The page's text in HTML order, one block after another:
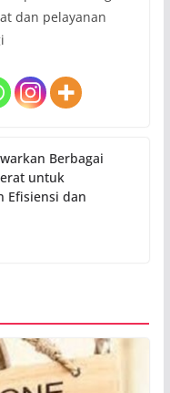
dan pelayanan
Berbagai
untuk
Efisiensi dan